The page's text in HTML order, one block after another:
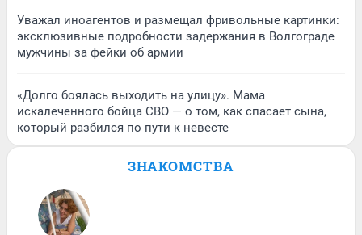
Уважал иноагентов и размещал фривольные картинки:
эксклюзивные подробности задержания в Волгограде
мужчины за фейки об армии
«Долго боялась выходить на улицу». Мама
искалеченного бойца СВО — о том, как спасает сына,
который разбился по пути к невесте
ЗНАКОМСТВА